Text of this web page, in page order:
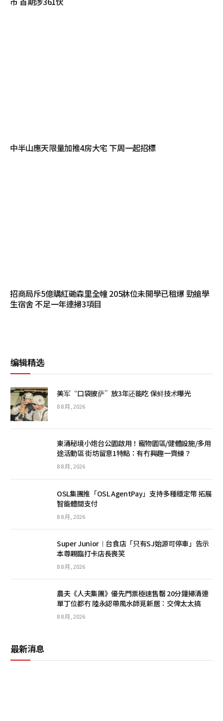
中半山應天限量加推4房大宅 下周一起招標
招商局斥5億購紅磡森里全幢 205牀位未開學已租爆 勁搶學
生宿舍 不足一年連掃3項目
编辑精选
美军“口袋披萨”放3年还能吃 保鲜技术曝光
8 8 月, 2026
東涌秘境小炮台公園啟用！寵物園區/健體設施/多用
途活動區 街坊留意1特點：有冇興趣一齊練？
8 8 月, 2026
OSL集團推「OSL AgentPay」支持多種穩定幣 拓展
智能體間支付
8 8 月, 2026
Super Junior︱台食店「只有SJ始源可停車」告示
本尊親臨打卡店長喪笑
8 8 月, 2026
農夫《人夫集團》優先門票極速售罄 20分鐘掃清連
單丁位都冇 陸永認帶風水師覓新居：交俾太太搞
8 8 月, 2026
最新消息